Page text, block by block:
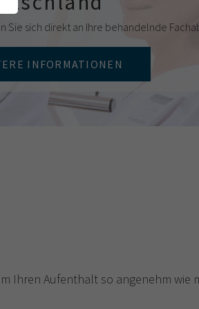
Sie sich direkt an Ihre behandelnde
INFORMATIONEN
Ihren Aufenthalt so angenehm wie